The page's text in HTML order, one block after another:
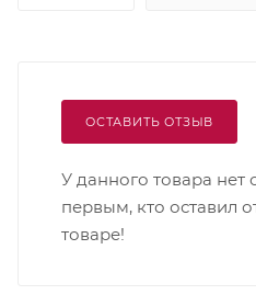
ОСТАВИТЬ ОТЗЫВ
У данного товара нет
первым, кто оставил
товаре!